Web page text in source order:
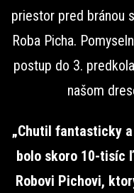
priestor pred bránou
Roba Picha.
postup do 3.
našom
„Chutil fantasticky
bolo skoro 10-tisíc
Robovi Pichovi,